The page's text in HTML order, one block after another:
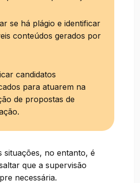
se há plágio e identificar
conteúdos gerados por
candidatos
para atuarem na
de propostas de
situações, no entanto, é
que a supervisão
necessária.